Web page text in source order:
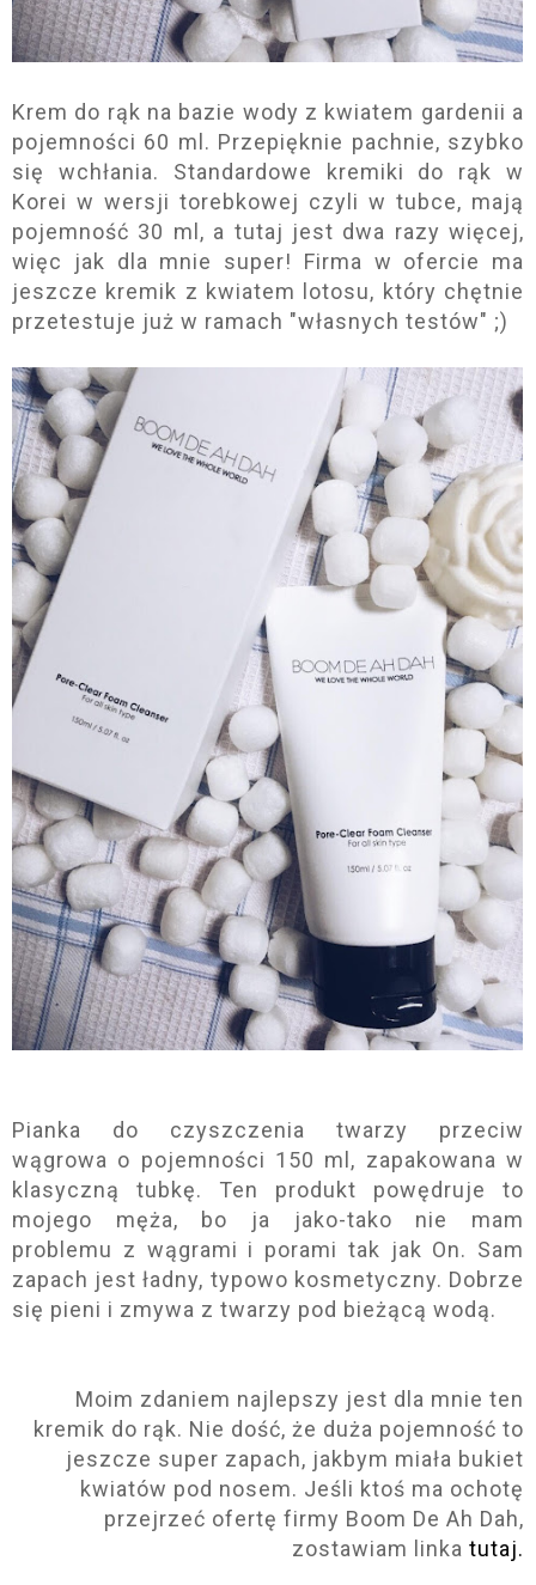
Krem do rąk na bazie wody z kwiatem gardenii a
pojemności 60 ml. Przepięknie pachnie, szybko
się wchłania. Standardowe kremiki do rąk w
Korei w wersji torebkowej czyli w tubce, mają
pojemność 30 ml, a tutaj jest dwa razy więcej,
więc jak dla mnie super! Firma w ofercie ma
jeszcze kremik z kwiatem lotosu, który chętnie
przetestuje już w ramach "własnych testów" ;)
Pianka do czyszczenia twarzy przeciw
wągrowa o pojemności 150 ml, zapakowana w
klasyczną tubkę. Ten produkt powędruje to
mojego męża, bo ja jako-tako nie mam
problemu z wągrami i porami tak jak On. Sam
zapach jest ładny, typowo kosmetyczny. Dobrze
się pieni i zmywa z twarzy pod bieżącą wodą.
Moim zdaniem najlepszy jest dla mnie ten
kremik do rąk. Nie dość, że duża pojemność to
jeszcze super zapach, jakbym miała bukiet
kwiatów pod nosem. Jeśli ktoś ma ochotę
przejrzeć ofertę firmy Boom De Ah Dah,
zostawiam linka tutaj.